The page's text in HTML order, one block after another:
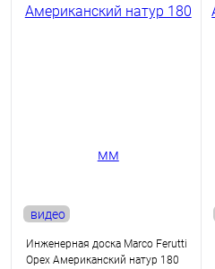
видео
Инженерная доска Marco Ferutti
Орех Американский натур 180